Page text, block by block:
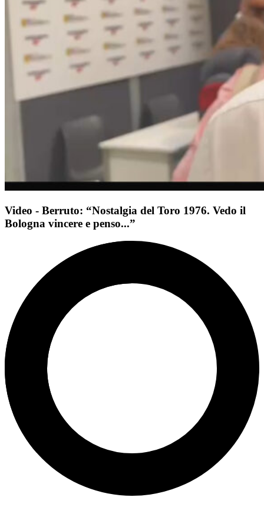
Video - Berruto: “Nostalgia del Toro 1976. Vedo il
Bologna vincere e penso...”